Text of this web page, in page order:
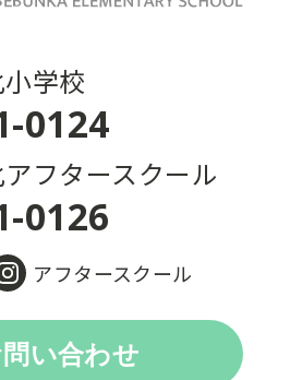
学校
0124
フタースクール
0126
アフタースクール
い合わせ